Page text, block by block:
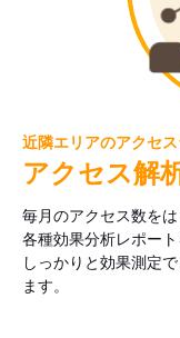
近隣エリアのアクセ
アクセス解
毎月のアクセス数を
各種効果分析レポート
しっかりと効果測定
ます。